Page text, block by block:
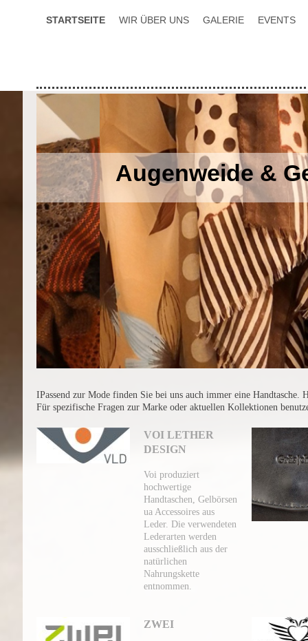
STARTSEITE WIR ÜBER UNS GALERIE EVENTS
Augenweide &
IPassend zur Mode finden Sie bei uns auch immer eine
Für spezifische Fragen zur Marke oder aktuellen Kollektionen
VOI LETHER
DESIGN
Voi produziert
hochwertige
Handtaschen, Gelbörsen
ua Accessoires aus
Leder. Die verwendeten
Lederarten werden
ausschließlich aus der
natürlichen
Nahrungskette
entnommen.
ZWEI